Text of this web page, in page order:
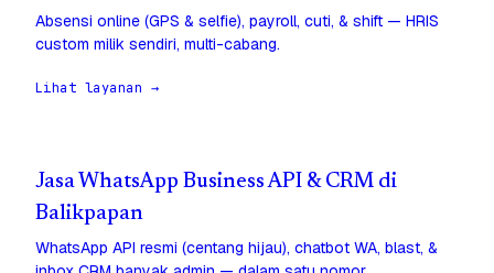
Absensi online (GPS & selfie), payroll, cuti, & shift — HRIS
custom milik sendiri, multi-cabang.
Lihat layanan →
Jasa WhatsApp Business API & CRM di
Balikpapan
WhatsApp API resmi (centang hijau), chatbot WA, blast, &